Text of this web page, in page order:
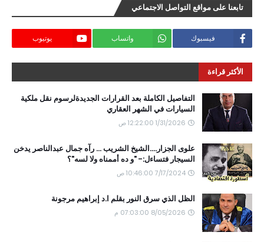
تابعنا على مواقع التواصل الاجتماعي
فيسبوك واتساب يوتيوب
الأكثر قراءة
التفاصيل الكاملة بعد القرارات الجديدةلرسوم نقل ملكية
السيارات في الشهر العقاري
1/31/2026 12:22:00 ص
علوى الجزار....الشيخ الشريب ... رآه جمال عبدالناصر يدخن
السيجار فتساءل:- "و ده أممناه ولا لسه"؟
7/17/2024 10:46:00 ص
الظل الذي سرق النور بقلم ا.د إبراهيم مرجونة
8/05/2026 07:03:00 م